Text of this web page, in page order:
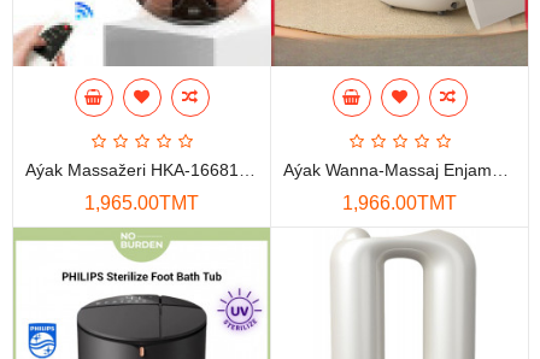
Monitorlar
Kompýuter aksesuarlary
Printerler
Maglumat toplaýjylar
Aksesuarlar
Gorag we howpsuzlyk
Tor Enjamlary
1,965.00TMT 1,966.00TMT